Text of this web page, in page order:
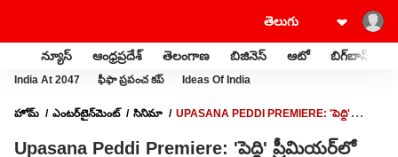
న్యూస్ ఆంధ్రప్రదేశ్ తెలంగాణ బిజినెస్ ఆటో బిగ్‌బాస్
India At 2047 ఫీఫా ప్రపంచ కప్ Ideas Of India
హోమ్ ఎంటర్‌టైన్‌మెంట్‌ సినిమా
UPASANA PEDDI PREMIERE: 'పెద్ది'
Upasana Peddi Premiere: 'పెద్ది' ప్రీమియర్‌లో